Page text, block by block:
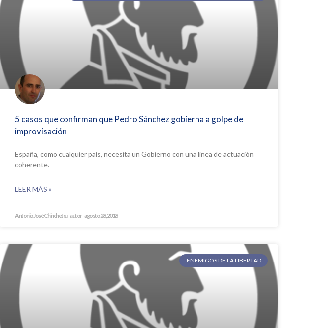
5 casos que confirman que Pedro Sánchez gobierna a golpe de
improvisación
España, como cualquier país, necesita un Gobierno con una línea de actuación
coherente.
LEER MÁS »
Antonio José Chinchetru agosto 28, 2018
ENEMIGOS DE LA LIBERTAD